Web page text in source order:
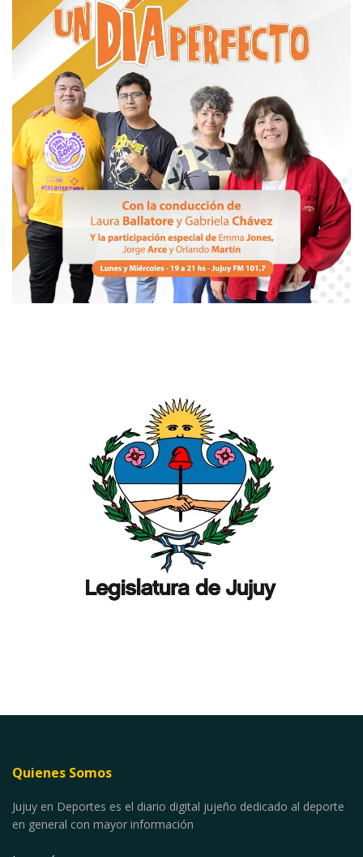
Quienes Somos
Jujuy en Deportes es el diario digital jujeño dedicado al deporte
en general con mayor información